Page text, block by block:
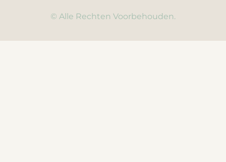
© Alle Rechten Voorbehouden.